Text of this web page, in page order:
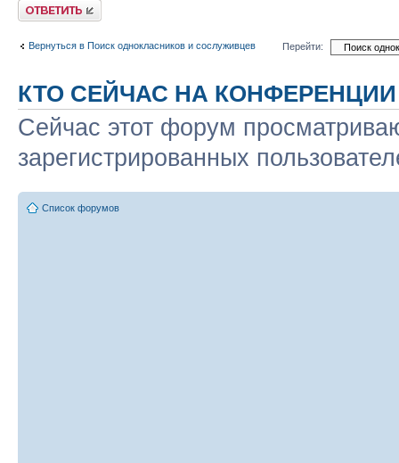
Ответить
Вернуться в Поиск однокласников и сослуживцев Перейти:
КТО СЕЙЧАС НА КОНФЕРЕНЦИИ
Сейчас этот форум
зарегистрированных
Список форумов